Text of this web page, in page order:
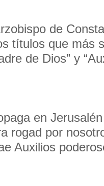
de
títulos que más
de Dios” y
en
rogad por
Auxilios